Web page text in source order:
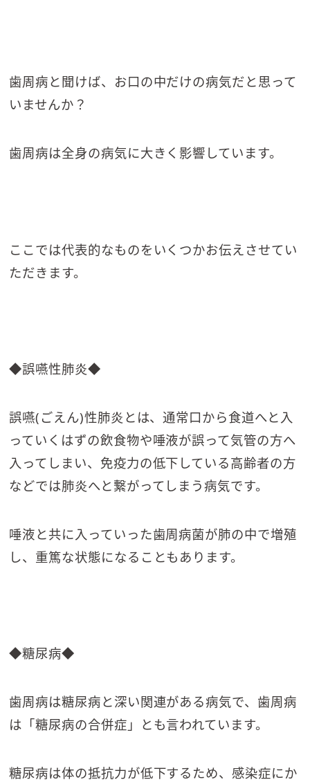
歯周病と聞けば、お口の中だけの病気だと思って
いませんか？
歯周病は全身の病気に大きく影響しています。
ここでは代表的なものをいくつかお伝えさせてい
ただきます。
◆誤嚥性肺炎◆
誤嚥(ごえん)性肺炎とは、通常口から食道へと入
っていくはずの飲食物や唾液が誤って気管の方へ
入ってしまい、免疫力の低下している高齢者の方
などでは肺炎へと繋がってしまう病気です。
唾液と共に入っていった歯周病菌が肺の中で増殖
し、重篤な状態になることもあります。
◆糖尿病◆
歯周病は糖尿病と深い関連がある病気で、歯周病
は「糖尿病の合併症」とも言われています。
糖尿病は体の抵抗力が低下するため、感染症にか